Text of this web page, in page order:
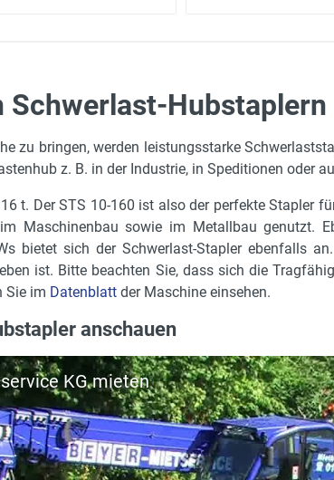
3.65 m
3 m
0.46 m
125 kW
16,00 R 25 XRB
80 x 200 x 2000 mm
nein
200 l, Diesel
9.7 m
16000 kg
Schwerlast-Hubstaplern
zu bringen, werden leistungsstarke
z. B. in der Industrie, in Speditionen oder
t. Der STS 10-160 ist also der perfekte Stapler
Maschinenbau sowie im Metallbau genutzt.
bietet sich der Schwerlast-Stapler ebenfalls
ist. Bitte beachten Sie, dass sich die
Sie im Datenblatt der Maschine einsehen.
anschauen
KG mieten